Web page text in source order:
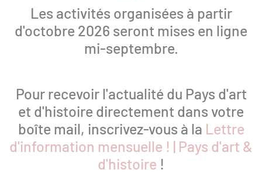
Visites en groupe
Patrimoines
Ressources
Les activités organisées à partir
d'octobre 2026 seront mises en ligne
mi-septembre.
Pour recevoir l'actualité du Pays d'art
et d'histoire directement dans votre
boîte mail, inscrivez-vous à la Lettre
d'information mensuelle ! | Pays d'art &
d'histoire !